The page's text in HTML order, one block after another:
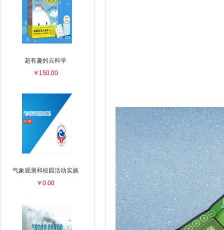
超有趣的云科学
￥150.00
气象观测和校园活动实施
￥0.00